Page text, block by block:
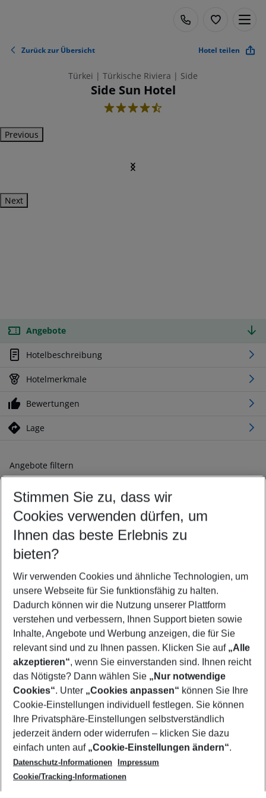
Zurück zur Übersicht Hotel teilen
Türkei | Türkische Riviera | Side
Side Sun Hotel
4.5
Previous
Next
Angebote
Hotelbeschreibung
Hotelmerkmale
Bewertungen
Lage
Angebote filtern
Ändern Sie Ihre Kriterien nach Ihren Wünschen
Abflughafen wählen
Beliebiger Abflughafen
Reisezeitraum wählen
11.08.26– 09.08.27 5-8 Nächte
2 Erwachsene Keine Kinder
Mehr Filter anzeigen
Footer
Footer navigation
Über uns
AGB
Cookie-Einstellungen ändern
Cookie-Richtlinie
Datenschutz
Service & Hilfe
Barrierefreies Reisen
Check-in
Folgen Sie uns
Stimmen Sie zu, dass wir
Cookies verwenden dürfen, um
Ihnen das beste Erlebnis zu
bieten?
Wir verwenden Cookies und ähnliche Technologien, um
unsere Webseite für Sie funktionsfähig zu halten.
Dadurch können wir die Nutzung unserer Plattform
verstehen und verbessern, Ihnen Support bieten sowie
Inhalte, Angebote und Werbung anzeigen, die für Sie
relevant sind und zu Ihnen passen. Klicken Sie auf „Alle
akzeptieren“, wenn Sie einverstanden sind. Ihnen reicht
das Nötigste? Dann wählen Sie „Nur notwendige
Cookies“. Unter „Cookies anpassen“ können Sie Ihre
Cookie-Einstellungen individuell festlegen. Sie können
Ihre Privatsphäre-Einstellungen selbstverständlich
jederzeit ändern oder widerrufen – klicken Sie dazu
einfach unten auf „Cookie-Einstellungen ändern“.
Datenschutz-Informationen
Impressum
Cookie/Tracking-Informationen